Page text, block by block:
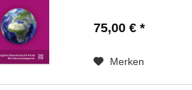
75,00 € *
Merken